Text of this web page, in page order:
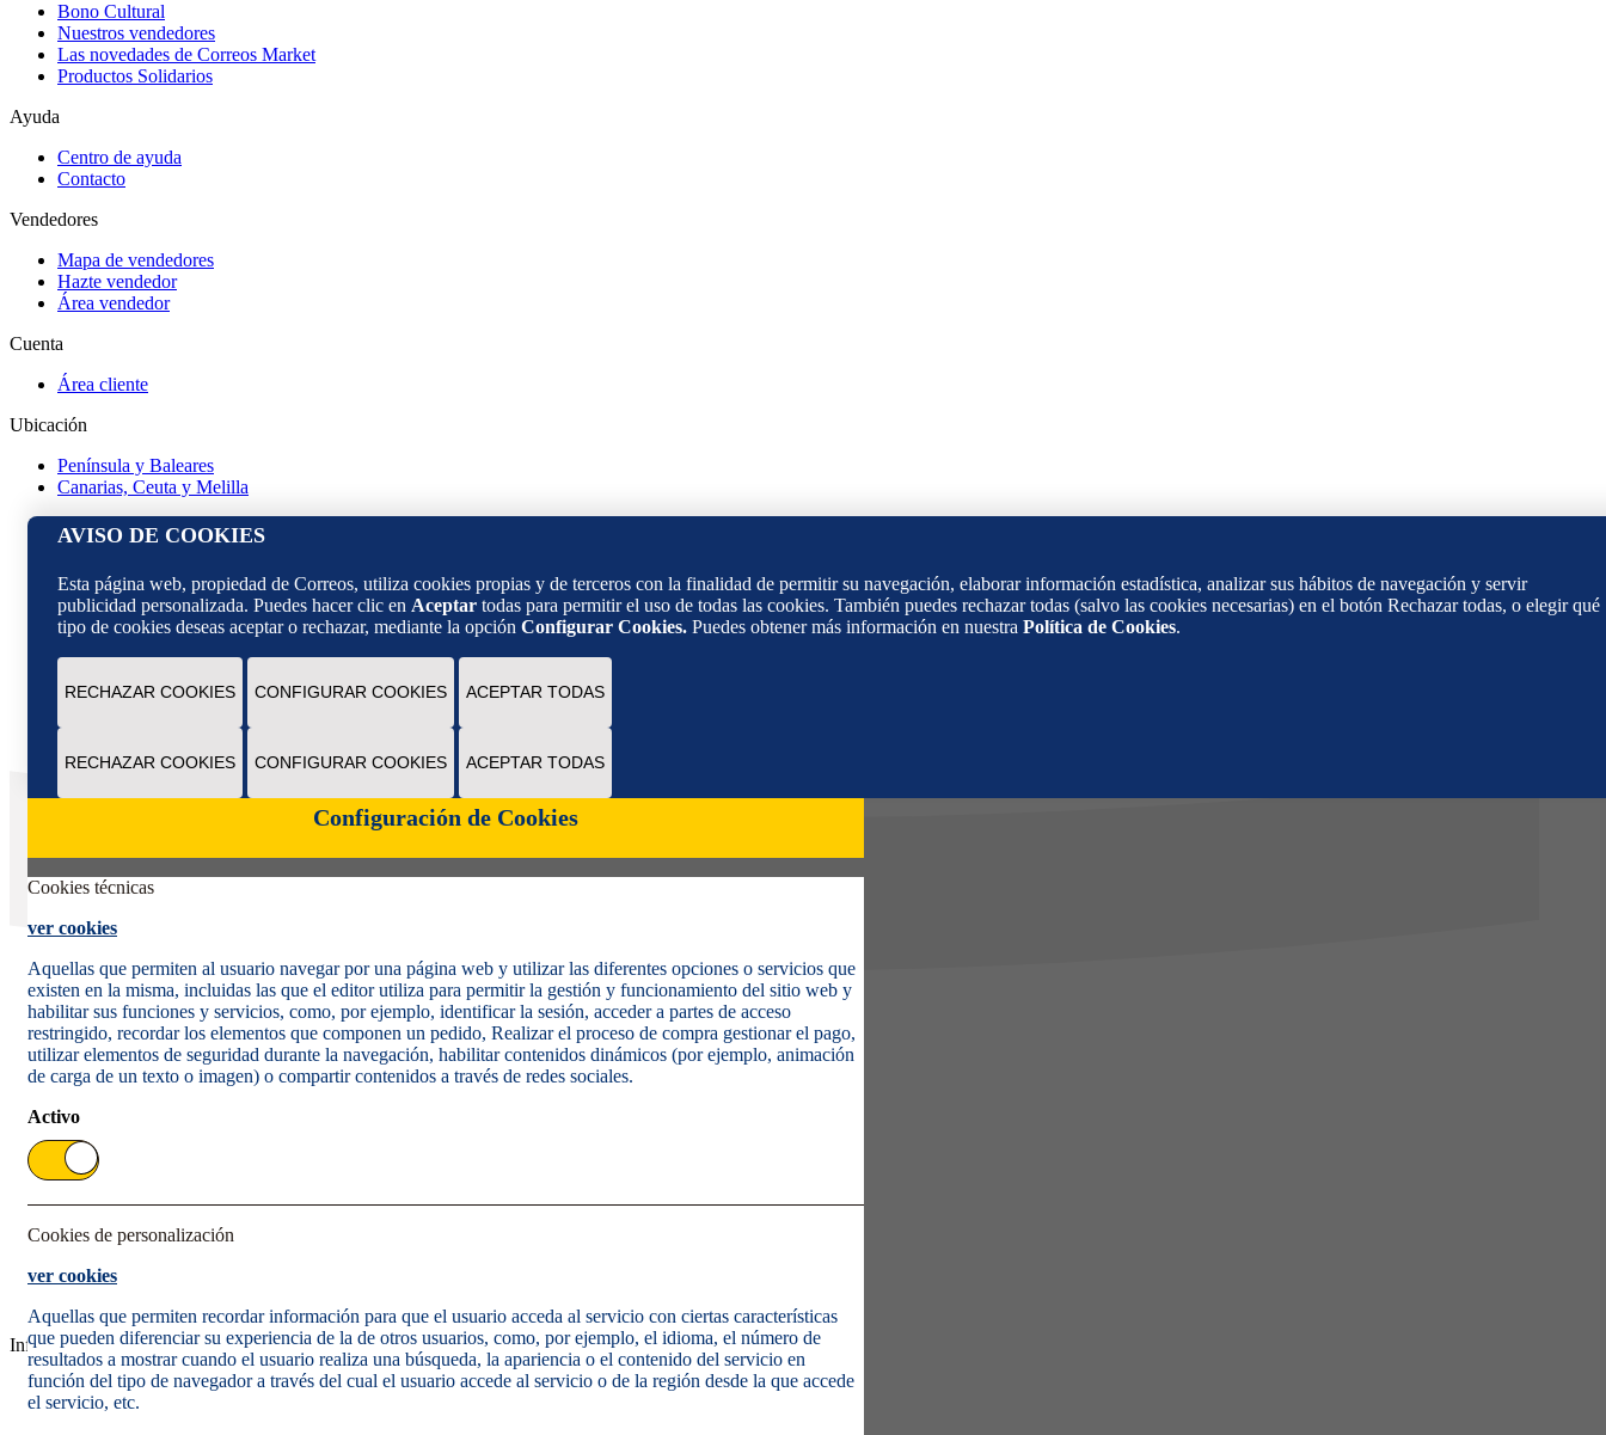
Bono Cultural
Nuestros vendedores
Las novedades de Correos Market
Productos Solidarios
Ayuda
Centro de ayuda
Contacto
Vendedores
Mapa de vendedores
Hazte vendedor
Área vendedor
Cuenta
Área cliente
Ubicación
Península y Baleares
Canarias, Ceuta y Melilla
Tienda de Correos
Destacado en alimentación
Aceite
Miel
Distintivo DGT
Solidario
Bono Cultural Joven
x
Envío responsable gratuito a partir de 20 €
Pago seguro
Compra artículos de
Información y ayuda
Centro de ayuda
Formas de Pago
AVISO DE COOKIES
Esta página web, propiedad de Correos, utiliza cookies propias y de terceros con la finalidad de permitir su navegación, elaborar información estadística, analizar sus hábitos de navegación y servir
publicidad personalizada. Puedes hacer clic en Aceptar todas para permitir el uso de todas las cookies. También puedes rechazar todas (salvo las cookies necesarias) en el botón Rechazar todas, o elegir qué
tipo de cookies deseas aceptar o rechazar, mediante la opción Configurar Cookies. Puedes obtener más información en nuestra Política de Cookies.
RECHAZAR COOKIES CONFIGURAR COOKIES ACEPTAR TODAS
RECHAZAR COOKIES CONFIGURAR COOKIES ACEPTAR TODAS
Configuración de Cookies
Cookies técnicas
ver cookies
Aquellas que permiten al usuario navegar por una página web y utilizar las diferentes opciones o servicios que
existen en la misma, incluidas las que el editor utiliza para permitir la gestión y funcionamiento del sitio web y
habilitar sus funciones y servicios, como, por ejemplo, identificar la sesión, acceder a partes de acceso
restringido, recordar los elementos que componen un pedido, Realizar el proceso de compra gestionar el pago,
utilizar elementos de seguridad durante la navegación, habilitar contenidos dinámicos (por ejemplo, animación
de carga de un texto o imagen) o compartir contenidos a través de redes sociales.
Activo
Cookies de personalización
ver cookies
Aquellas que permiten recordar información para que el usuario acceda al servicio con ciertas características
que pueden diferenciar su experiencia de la de otros usuarios, como, por ejemplo, el idioma, el número de
resultados a mostrar cuando el usuario realiza una búsqueda, la apariencia o el contenido del servicio en
función del tipo de navegador a través del cual el usuario accede al servicio o de la región desde la que accede
el servicio, etc.